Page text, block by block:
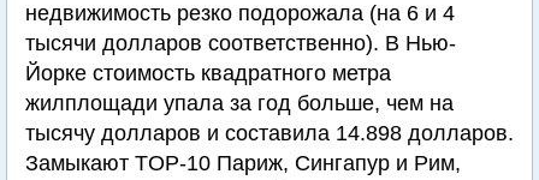
недвижимость резко подорожала (на 6 и 4
тысячи долларов соответственно). В Нью-
Йорке стоимость квадратного метра
жилплощади упала за год больше, чем на
тысячу долларов и составила 14.898 долларов.
Замыкают TOP-10 Париж, Сингапур и Рим,